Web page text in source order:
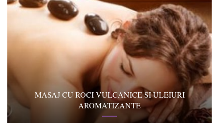
MASAJ CU ROCI VULCANICE SI ULEIURI
AROMATIZANTE